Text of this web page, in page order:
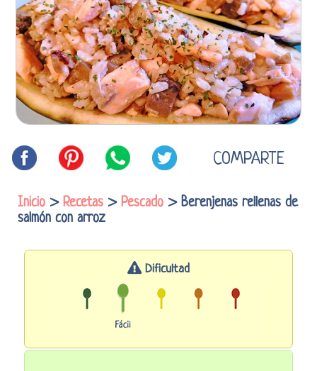
COMPARTE
Inicio > Recetas > Pescado > Berenjenas rellenas de
salmón con arroz
Dificultad